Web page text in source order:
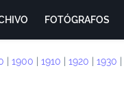
FOTÓGRAFOS
1900 1910 1920 1930